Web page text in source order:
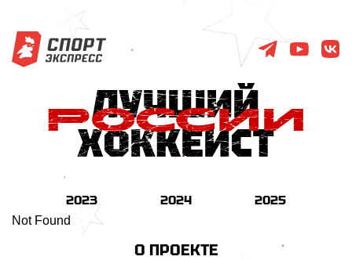
2023 2024 2025
Not Found
О ПРОЕКТЕ